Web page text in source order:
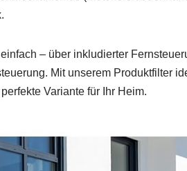
– über inkludierter
Mit unserem Produktfilter
Variante für Ihr Heim.